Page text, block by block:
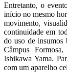
Entretanto, o
início no mesmo
movimento,
continuidade em
do uso de insumos
Câmpus
Ishikawa Yama.
com um aparelho